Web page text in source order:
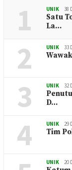
1 UNIK 38
Satu
La…
2 UNIK 33
3 UNIK 32
D…
4 UNIK 29
Tim
UNIK 20